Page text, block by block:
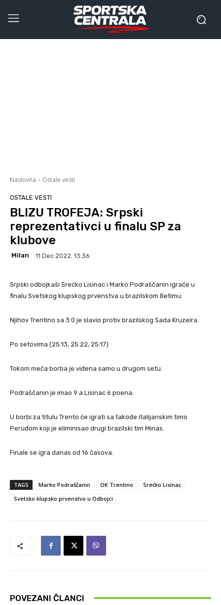
Naslovna Ostale vesti
OSTALE VESTI
BLIZU TROFEJA: Srpski
reprezentativci u finalu SP za
klubove
Milan 11 Dec 2022. 13:36
Srpski odbojkaši Srećko Lisinac i Marko Podraščanin igraće u
finalu Svetskog klupskog prvenstva u brazilskom Betimu.
Njihov Trentino sa 3:0 je slavio protiv brazilskog Sada Kruzeira.
Po setovima (25:13, 25:22, 25:17)
Tokom meča borba je viđena samo u drugom setu.
Podraščanin je imao 9 a Lisinac 6 poena.
U borbi za titulu Trento će igrati sa takođe italijanskim timo
Peruđom koji je eliminisao drugi brazilski tim Minas.
Finale se igra danas od 16 časova.
TAGS Marko Podraščanin OK Trentino
Srećko Lisinac
Svetsko klupsko prvenstvo u Odbojci
POVEZANI ČLANCI